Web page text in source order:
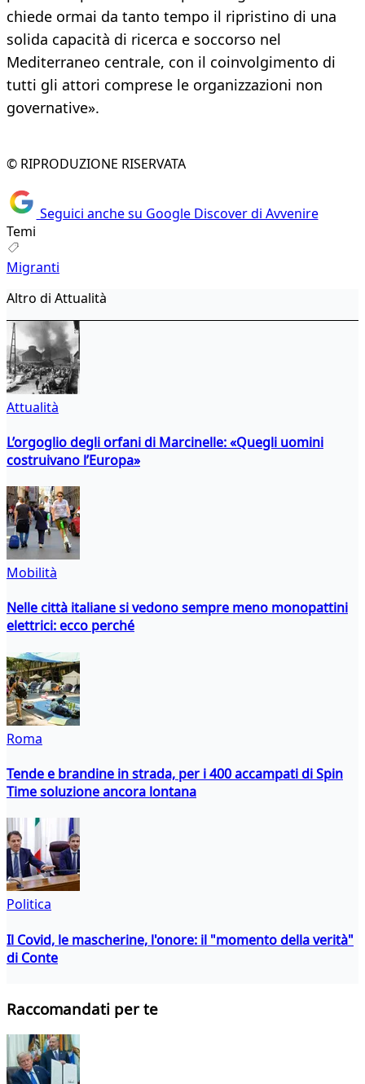
chiede ormai da tanto tempo il ripristino di una
solida capacità di ricerca e soccorso nel
Mediterraneo centrale, con il coinvolgimento di
tutti gli attori comprese le organizzazioni non
governative».
© RIPRODUZIONE RISERVATA
Seguici anche su Google Discover di Avvenire
Temi
Migranti
Altro di Attualità
Attualità
L’orgoglio degli orfani di Marcinelle: «Quegli uomini
costruivano l’Europa»
Mobilità
Nelle città italiane si vedono sempre meno monopattini
elettrici: ecco perché
Roma
Tende e brandine in strada, per i 400 accampati di Spin
Time soluzione ancora lontana
Politica
Il Covid, le mascherine, l'onore: il "momento della verità"
di Conte
Raccomandati per te